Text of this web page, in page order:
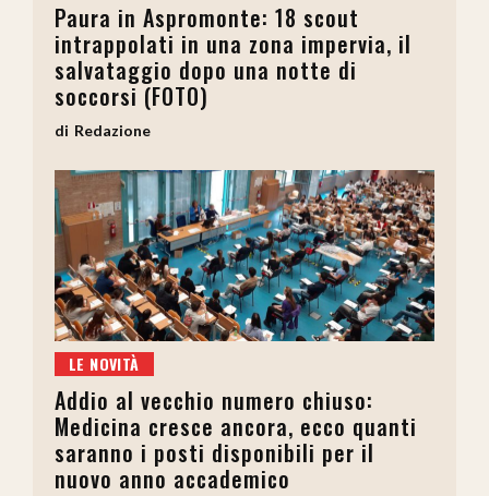
Paura in Aspromonte: 18 scout
intrappolati in una zona impervia, il
salvataggio dopo una notte di
soccorsi (FOTO)
Redazione
LE NOVITÀ
Addio al vecchio numero chiuso:
Medicina cresce ancora, ecco quanti
saranno i posti disponibili per il
nuovo anno accademico